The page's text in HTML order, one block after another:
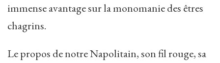
immense avantage sur la monomanie des êtres
chagrins.
Le propos de notre Napolitain, son fil rouge, sa